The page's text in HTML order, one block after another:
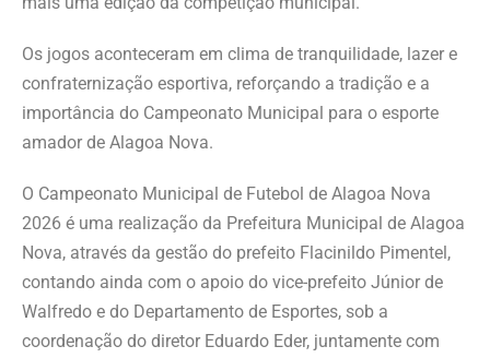
Os jogos aconteceram em clima de tranquilidade, lazer e
confraternização esportiva, reforçando a tradição e a
importância do Campeonato Municipal para o esporte
amador de Alagoa Nova.
O Campeonato Municipal de Futebol de Alagoa Nova
2026 é uma realização da Prefeitura Municipal de Alagoa
Nova, através da gestão do prefeito Flacinildo Pimentel,
contando ainda com o apoio do vice-prefeito Júnior de
Walfredo e do Departamento de Esportes, sob a
coordenação do diretor Eduardo Eder, juntamente com